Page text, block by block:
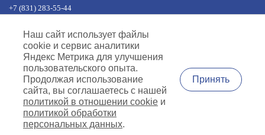
+7 (831) 283-55-44
+7 (977) 422-66-54
обед с 12:30 до 13:30
info@specprivod.com
Вопросы, предложения?
Напишите нам
Согласие на обработку персональных данных
персональных данных Политика использования файлов cookies
Наш сайт использует файлы
cookie и сервис аналитики
Яндекс Метрика для улучшения
пользовательского опыта.
Продолжая использование
сайта, вы соглашаетесь с нашей
политикой в отношении cookie и
политикой обработки
персональных данных.
Принять